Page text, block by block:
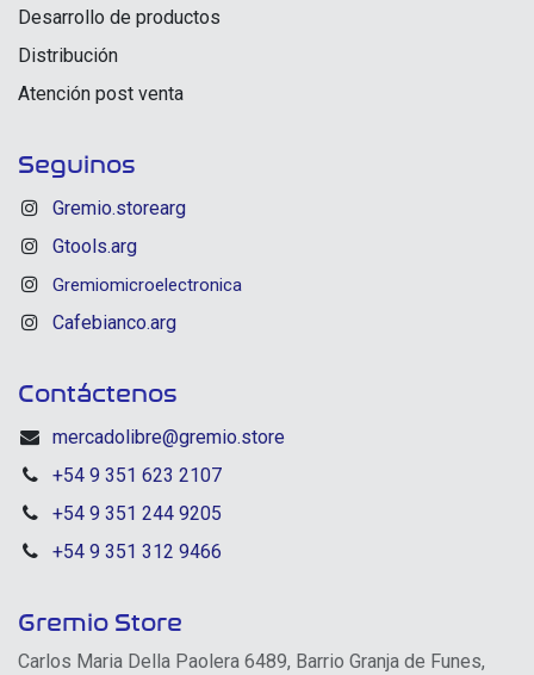
Desarrollo de productos
Distribución
Atención post venta
Seguinos
Gremio.storearg
Gtools.arg
Gremiomicroelectronica
Cafebianco.arg
Contáctenos
mercadolibre@gremio.store
+54 9 351 623 2107
+54 9 351 244 9205
+54 9 351 312 9466
Gremio Store
Carlos Maria Della Paolera 6489, Barrio Granja de Funes,